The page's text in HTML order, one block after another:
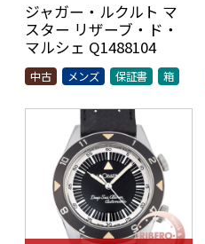
ジャガー・ルクルト マ
スター リザーブ・ド・
マルシェ Q1488104
中古 メンズ 保証書 箱